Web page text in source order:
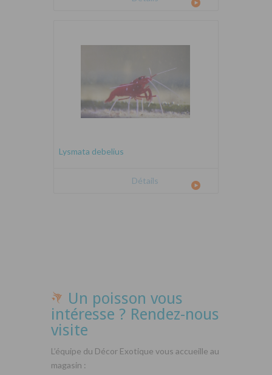
Lysmata debelius
Détails
Un poisson vous
intéresse ? Rendez-nous
visite
L’équipe du Décor Exotique vous accueille au
magasin :